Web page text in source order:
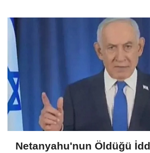
Netanyahu'nun Öldüğü